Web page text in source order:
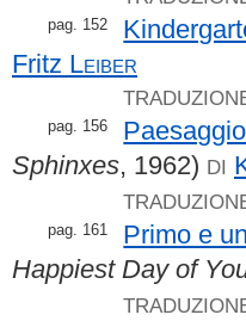
pag. 152
Fritz Leiber
pag. 156
Sphinxes, 1962) DI
pag. 161 Primo e
Happiest Day of